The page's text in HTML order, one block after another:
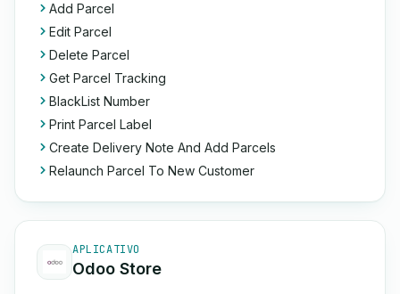
Add Parcel
Edit Parcel
Delete Parcel
Get Parcel Tracking
BlackList Number
Print Parcel Label
Create Delivery Note And Add Parcels
Relaunch Parcel To New Customer
APLICATIVO
Odoo Store